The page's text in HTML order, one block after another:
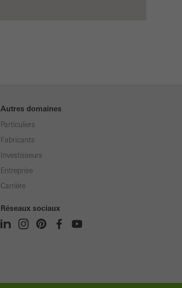
Autres domaines
Particuliers
Fabricants
Investisseurs
Entreprise
Carrière
Réseaux sociaux